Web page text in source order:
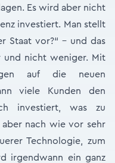
Es wird aber nicht
investiert. Man stellt
Staat vor?“ – und das
und nicht weniger. Mit
auf die neuen
viele Kunden den
investiert, was zu
aber nach wie vor sehr
Technologie, zum
irgendwann ein ganz